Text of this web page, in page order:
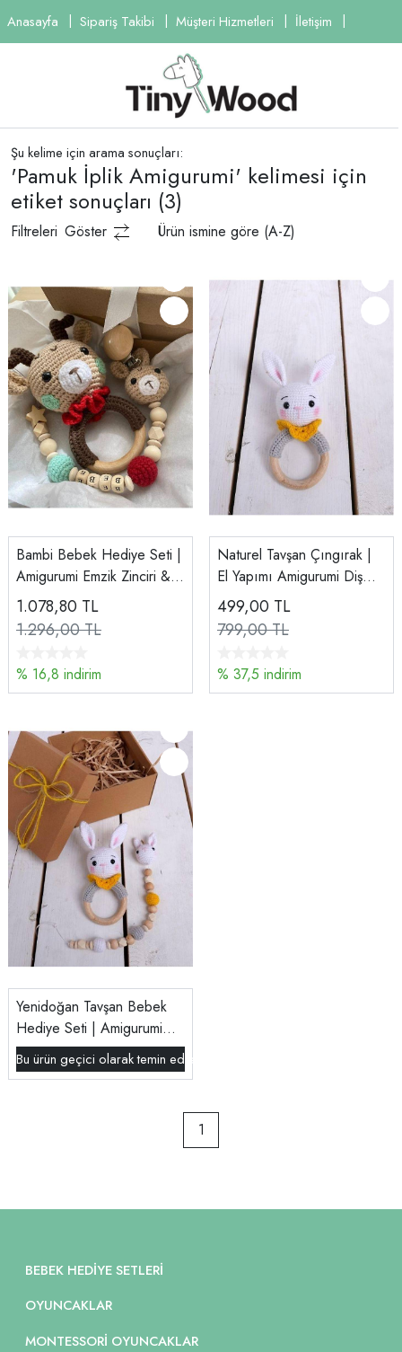
Anasayfa Sipariş Takibi Müşteri Hizmetleri İletişim
Şu kelime için arama sonuçları:
'Pamuk İplik Amigurumi' kelimesi için
etiket sonuçları (3)
Filtreleri Göster Ürün ismine göre (A-Z)
Bambi Bebek Hediye Seti |
Amigurumi Emzik Zinciri &
Diş Kaşıyıcı Kırmızı Bej
1.078,80 TL
1.296,00 TL
% 16,8 indirim
Naturel Tavşan Çıngırak |
El Yapımı Amigurumi Diş
Kaşıyıcı
499,00 TL
799,00 TL
% 37,5 indirim
Yenidoğan Tavşan Bebek
Hediye Seti | Amigurumi
Çıngırak & İsimli Emzik
Zinciri
Bu ürün geçici olarak temin edilememektedir.
1
BEBEK HEDIYE SETLERI
OYUNCAKLAR
MONTESSORI OYUNCAKLAR